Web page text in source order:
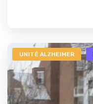
UNITÉ ALZHEIMER